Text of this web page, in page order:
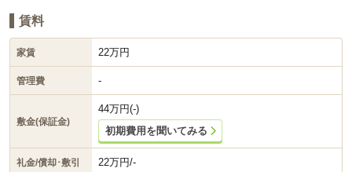
賃料
家賃 22万円
管理費 -
敷金(保証金)
44万円(-)
初期費用を聞いてみる
礼金/償却･敷引 22万円/-